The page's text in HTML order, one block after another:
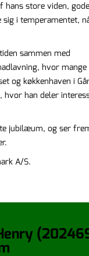
store viden, gode
i temperamentet,
sammen med
hvor
og køkkenhaven i
hvor han deler
jubilæum, og ser
A/S.